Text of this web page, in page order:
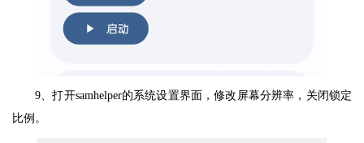
9、打开samhelper的系统设置界面，修改屏幕分辨率，关闭锁定
比例。